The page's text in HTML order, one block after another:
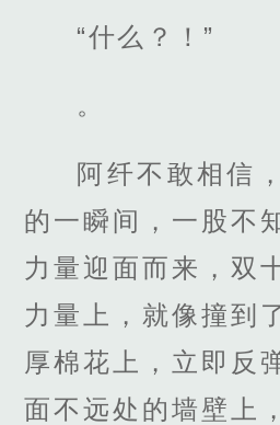
“什么？！”
。
阿纤不敢相信
的一瞬间，一股不
力量迎面而来，双
力量上，就像撞到
厚棉花上，立即反
面不远处的墙壁上